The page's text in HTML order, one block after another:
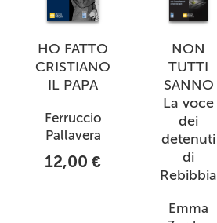
HO FATTO
CRISTIANO
IL PAPA
Ferruccio
Pallavera
12,00 €
NON
TUTTI
SANNO
La voce
dei
detenuti
di
Rebibbia
Emma